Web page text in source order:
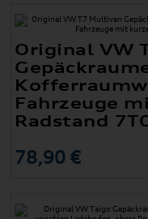
Original VW
Fahrzeuge
Radstand
78,90 €